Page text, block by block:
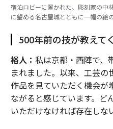
宿泊ロビーに置かれた、彫刻家の中
に望める名古屋城とともに一幅の絵
500年前の技が教えて
裕人： 私は京都・西陣で、
まれました。以来、工芸
作品を見ていただく機会が
ながると感じています。ど
いただけなければ存在しな